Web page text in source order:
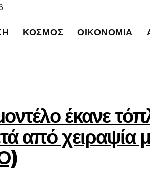
ΚΌΣΜΟΣ ΟΙΚΟΝΟΜΊΑ
έκανε
από χειραψία